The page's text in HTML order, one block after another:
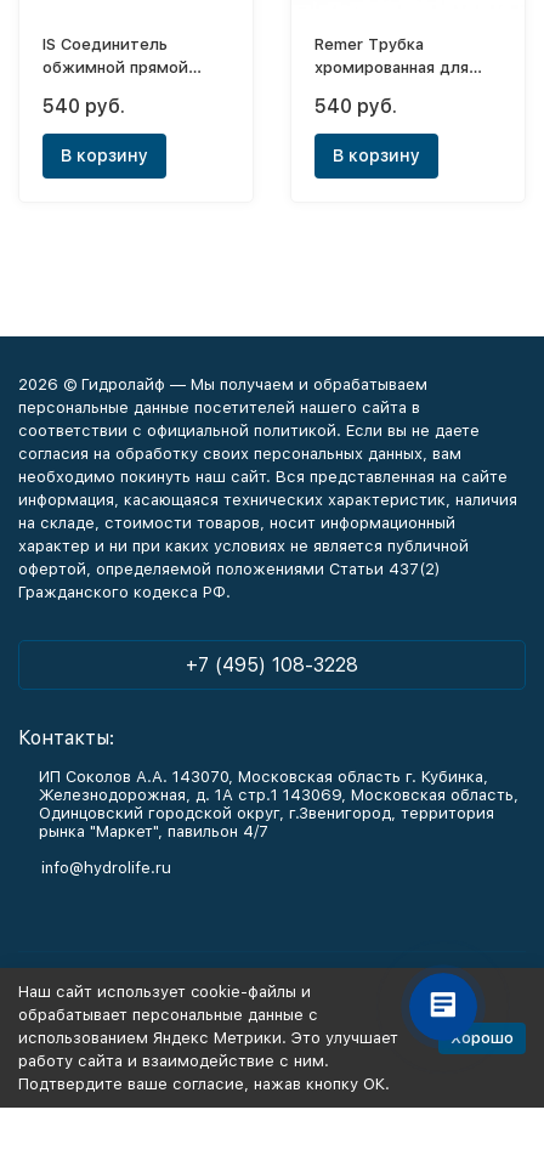
IS Соединитель
обжимной прямой
540 руб.
В корзину
Remer Трубка
хромированная для
L50 см
540 руб.
В корзину
2026 © Гидролайф — Мы получаем и обрабатываем
персональные данные посетителей нашего сайта в
соответствии с официальной политикой. Если вы не даете
согласия на обработку своих персональных данных, вам
необходимо покинуть наш сайт. Вся представленная на сайте
информация, касающаяся технических характеристик, наличия
на складе, стоимости товаров, носит информационный
характер и ни при каких условиях не является публичной
офертой, определяемой положениями Статьи 437(2)
Гражданского кодекса РФ.
+7 (495) 108-3228
Контакты:
ИП Соколов А.А. 143070, Московская область г. Кубинка,
Железнодорожная, д. 1А стр.1 143069, Московская область,
Одинцовский городской округ, г.Звенигород, территория
рынка "Маркет", павильон 4/7
info@hydrolife.ru
Информация
Политика персональных данных
Наш сайт использует cookie-файлы и
обрабатывает персональные данные с
использованием Яндекс Метрики. Это улучшает
работу сайта и взаимодействие с ним.
Подтвердите ваше согласие, нажав кнопку ОК.
Хорошо